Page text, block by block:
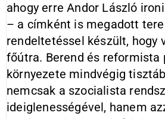
ahogy erre Andor László
– a címként is megadott
rendeltetéssel készült, hogy
főútra. Berend és reformista
környezete mindvégig
nemcsak a szocialista
ideiglenességével, hanem